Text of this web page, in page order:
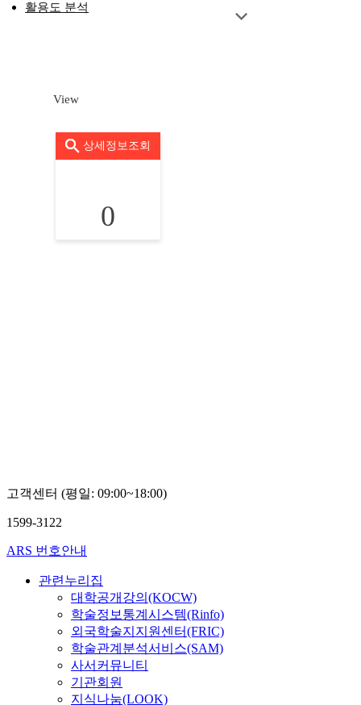
활용도 분석
View
상세정보조회
0
고객센터 (평일: 09:00~18:00)
1599-3122
ARS 번호안내
관련누리집
대학공개강의(KOCW)
학술정보통계시스템(Rinfo)
외국학술지지원센터(FRIC)
학술관계분석서비스(SAM)
사서커뮤니티
기관회원
지식나눔(LOOK)